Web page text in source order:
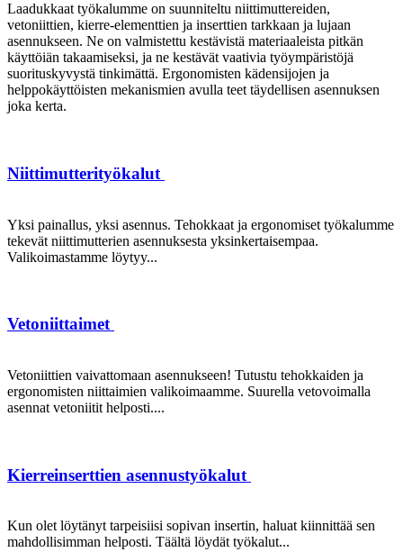
Laadukkaat työkalumme on suunniteltu niittimuttereiden,
vetoniittien, kierre-elementtien ja inserttien tarkkaan ja lujaan
asennukseen. Ne on valmistettu kestävistä materiaaleista pitkän
käyttöiän takaamiseksi, ja ne kestävät vaativia työympäristöjä
suorituskyvystä tinkimättä. Ergonomisten kädensijojen ja
helppokäyttöisten mekanismien avulla teet täydellisen asennuksen
joka kerta.
Niittimutterityökalut
Yksi painallus, yksi asennus. Tehokkaat ja ergonomiset työkalumme
tekevät niittimutterien asennuksesta yksinkertaisempaa.
Valikoimastamme löytyy...
Vetoniittaimet
Vetoniittien vaivattomaan asennukseen! Tutustu tehokkaiden ja
ergonomisten niittaimien valikoimaamme. Suurella vetovoimalla
asennat vetoniitit helposti....
Kierreinserttien asennustyökalut
Kun olet löytänyt tarpeisiisi sopivan insertin, haluat kiinnittää sen
mahdollisimman helposti. Täältä löydät työkalut...